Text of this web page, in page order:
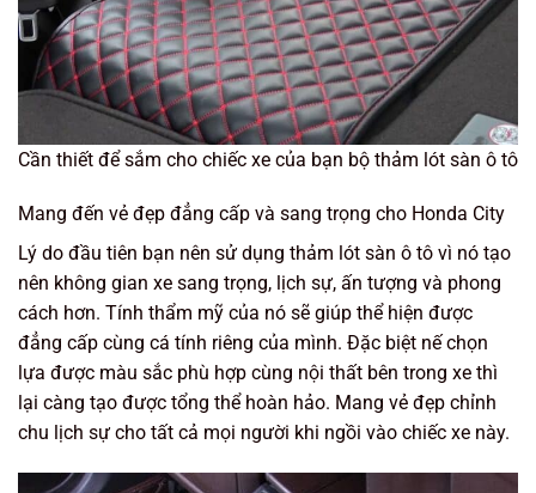
Cần thiết để sắm cho chiếc xe của bạn bộ thảm lót sàn ô tô
Mang đến vẻ đẹp đẳng cấp và sang trọng cho Honda City
Lý do đầu tiên bạn nên sử dụng thảm lót sàn ô tô vì nó tạo
nên không gian xe sang trọng, lịch sự, ấn tượng và phong
cách hơn. Tính thẩm mỹ của nó sẽ giúp thể hiện được
đẳng cấp cùng cá tính riêng của mình. Đặc biệt nế chọn
lựa được màu sắc phù hợp cùng nội thất bên trong xe thì
lại càng tạo được tổng thể hoàn hảo. Mang vẻ đẹp chỉnh
chu lịch sự cho tất cả mọi người khi ngồi vào chiếc xe này.